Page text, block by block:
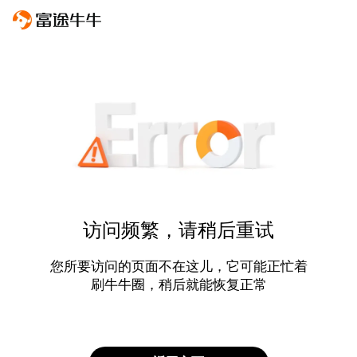
访问频繁，请稍后重试
您所要访问的页面不在这儿，它可能正忙着
刷牛牛圈，稍后就能恢复正常